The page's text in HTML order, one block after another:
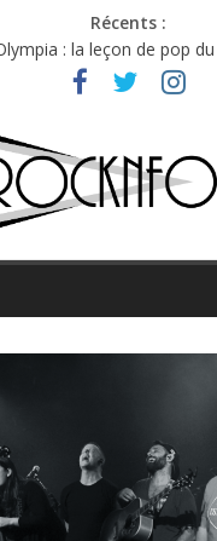
Récents :
: la leçon de pop
: un nouveau festival de
: température et
: impossible de choisir
du Midgard Festival :